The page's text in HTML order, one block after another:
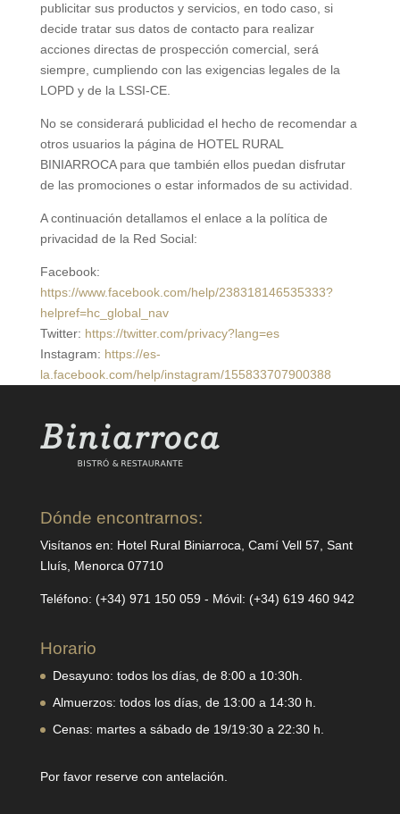
publicitar sus productos y servicios, en todo caso, si
decide tratar sus datos de contacto para realizar
acciones directas de prospección comercial, será
siempre, cumpliendo con las exigencias legales de la
LOPD y de la LSSI-CE.
No se considerará publicidad el hecho de recomendar a
otros usuarios la página de HOTEL RURAL
BINIARROCA para que también ellos puedan disfrutar
de las promociones o estar informados de su actividad.
A continuación detallamos el enlace a la política de
privacidad de la Red Social:
Facebook:
https://www.facebook.com/help/238318146535333?
helpref=hc_global_nav
Twitter: https://twitter.com/privacy?lang=es
Instagram: https://es-
la.facebook.com/help/instagram/155833707900388
Dónde encontrarnos:
Visítanos en: Hotel Rural Biniarroca, Camí Vell 57, Sant
Lluís, Menorca 07710
Teléfono: (+34) 971 150 059 - Móvil: (+34) 619 460 942
Horario
Desayuno: todos los días, de 8:00 a 10:30h.
Almuerzos: todos los días, de 13:00 a 14:30 h.
Cenas: martes a sábado de 19/19:30 a 22:30 h.
Por favor reserve con antelación.